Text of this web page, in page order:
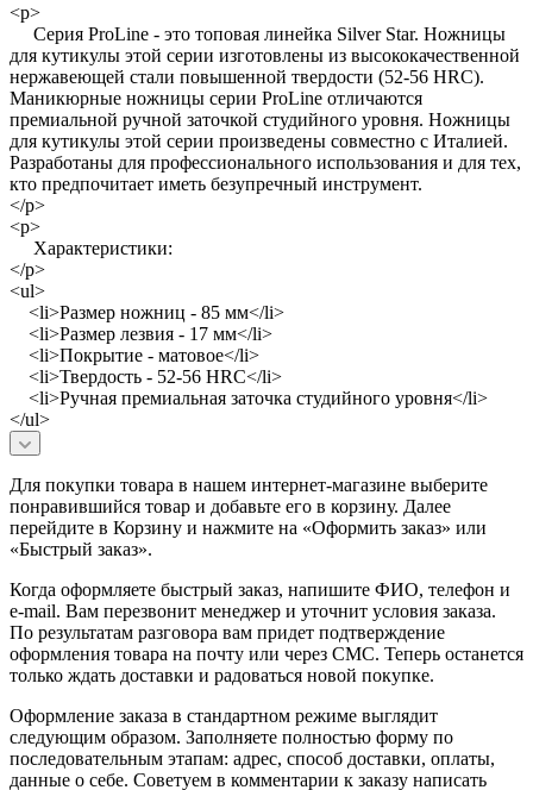
<p>
Cерия ProLine - это топовая линейка Silver Star. Ножницы
для кутикулы этой серии изготовлены из высококачественной
нержавеющей стали повышенной твердости (52-56 HRC).
Маникюрные ножницы серии ProLine отличаются
премиальной ручной заточкой студийного уровня. Ножницы
для кутикулы этой серии произведены совместно с Италией.
Разработаны для профессионального использования и для тех,
кто предпочитает иметь безупречный инструмент.
</p>
<p>
Характеристики:
</p>
<ul>
<li>Размер ножниц - 85 мм</li>
<li>Размер лезвия - 17 мм</li>
<li>Покрытие - матовое</li>
<li>Твердость - 52-56 HRC</li>
<li>Ручная премиальная заточка студийного уровня</li>
</ul>
Для покупки товара в нашем интернет-магазине выберите
понравившийся товар и добавьте его в корзину. Далее
перейдите в Корзину и нажмите на «Оформить заказ» или
«Быстрый заказ».
Когда оформляете быстрый заказ, напишите ФИО, телефон и
e-mail. Вам перезвонит менеджер и уточнит условия заказа.
По результатам разговора вам придет подтверждение
оформления товара на почту или через СМС. Теперь останется
только ждать доставки и радоваться новой покупке.
Оформление заказа в стандартном режиме выглядит
следующим образом. Заполняете полностью форму по
последовательным этапам: адрес, способ доставки, оплаты,
данные о себе. Советуем в комментарии к заказу написать